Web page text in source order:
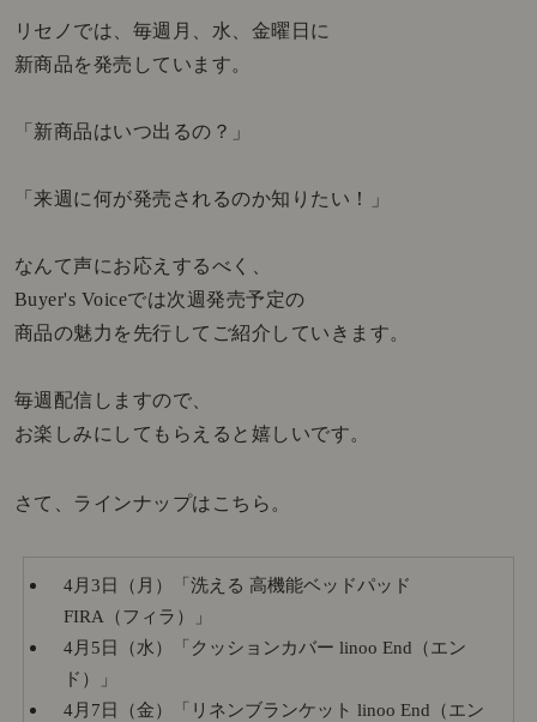
リセノでは、毎週月、水、金曜日に
新商品を発売しています。
「新商品はいつ出るの？」
「来週に何が発売されるのか知りたい！」
なんて声にお応えするべく、
Buyer's Voiceでは次週発売予定の
商品の魅力を先行してご紹介していきます。
毎週配信しますので、
お楽しみにしてもらえると嬉しいです。
さて、ラインナップはこちら。
4月3日（月）「洗える 高機能ベッドパッド
FIRA（フィラ）」
4月5日（水）「クッションカバー linoo End（エン
ド）」
4月7日（金）「リネンブランケット linoo End（エン